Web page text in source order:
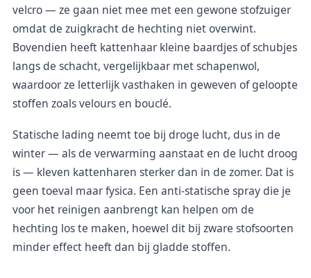
velcro — ze gaan niet mee met een gewone stofzuiger
omdat de zuigkracht de hechting niet overwint.
Bovendien heeft kattenhaar kleine baardjes of schubjes
langs de schacht, vergelijkbaar met schapenwol,
waardoor ze letterlijk vasthaken in geweven of geloopte
stoffen zoals velours en bouclé.
Statische lading neemt toe bij droge lucht, dus in de
winter — als de verwarming aanstaat en de lucht droog
is — kleven kattenharen sterker dan in de zomer. Dat is
geen toeval maar fysica. Een anti-statische spray die je
voor het reinigen aanbrengt kan helpen om de
hechting los te maken, hoewel dit bij zware stofsoorten
minder effect heeft dan bij gladde stoffen.